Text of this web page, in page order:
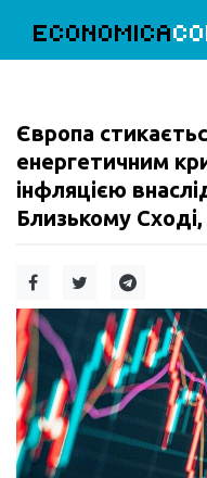
ECONOMICA
Європа
енергетичним
інфляцією
Близькому